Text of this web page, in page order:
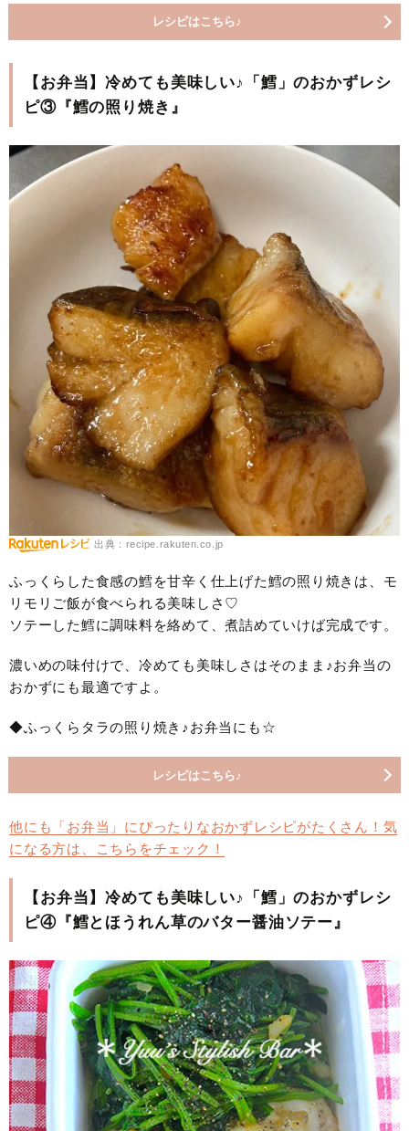
レシピはこちら♪
【お弁当】冷めても美味しい♪「鱈」のおかずレシ
ピ③『鱈の照り焼き』
出典：recipe.rakuten.co.jp
ふっくらした食感の鱈を甘辛く仕上げた鱈の照り焼きは、モ
リモリご飯が食べられる美味しさ♡
ソテーした鱈に調味料を絡めて、煮詰めていけば完成です。
濃いめの味付けで、冷めても美味しさはそのまま♪お弁当の
おかずにも最適ですよ。
◆ふっくらタラの照り焼き♪お弁当にも☆
レシピはこちら♪
他にも「お弁当」にぴったりなおかずレシピがたくさん！気
になる方は、こちらをチェック！
【お弁当】冷めても美味しい♪「鱈」のおかずレシ
ピ④『鱈とほうれん草のバター醤油ソテー』